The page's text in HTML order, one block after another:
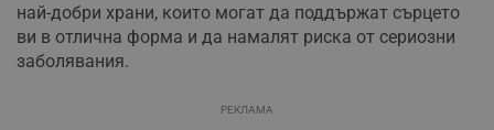
най-добри храни, които могат да поддържат сърцето
ви в отлична форма и да намалят риска от сериозни
заболявания.
РЕКЛАМА